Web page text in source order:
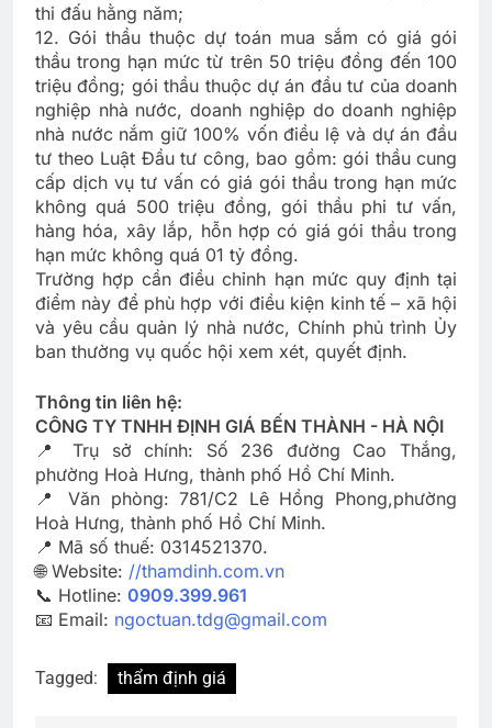
thi đấu hằng năm;
12. Gói thầu thuộc dự toán mua sắm có giá gói
thầu trong hạn mức từ trên 50 triệu đồng đến 100
triệu đồng; gói thầu thuộc dự án đầu tư của doanh
nghiệp nhà nước, doanh nghiệp do doanh nghiệp
nhà nước nắm giữ 100% vốn điều lệ và dự án đầu
tư theo Luật Đầu tư công, bao gồm: gói thầu cung
cấp dịch vụ tư vấn có giá gói thầu trong hạn mức
không quá 500 triệu đồng, gói thầu phi tư vấn,
hàng hóa, xây lắp, hỗn hợp có giá gói thầu trong
hạn mức không quá 01 tỷ đồng.
Trường hợp cần điều chỉnh hạn mức quy định tại
điểm này để phù hợp với điều kiện kinh tế – xã hội
và yêu cầu quản lý nhà nước, Chính phủ trình Ủy
ban thường vụ quốc hội xem xét, quyết định.
Thông tin liên hệ:
CÔNG TY TNHH ĐỊNH GIÁ BẾN THÀNH - HÀ NỘI
📍 Trụ sở chính: Số 236 đường Cao Thắng,
phường Hoà Hưng, thành phố Hồ Chí Minh.
📍 Văn phòng: 781/C2 Lê Hồng Phong,phường
Hoà Hưng, thành phố Hồ Chí Minh.
📍 Mã số thuế: 0314521370.
🌐 Website: //thamdinh.com.vn
📞 Hotline: 0909.399.961
📧 Email: ngoctuan.tdg@gmail.com
Tagged: thẩm định giá